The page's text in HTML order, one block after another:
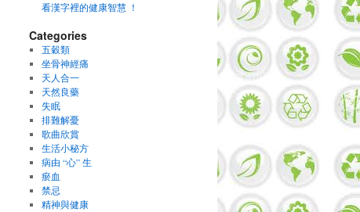
看漢字裡的健康智慧 ！
Categories
五穀類
坐骨神經痛
天人合一
天然良藥
失眠
排難解憂
歌曲欣賞
生活小秘方
病由 “心” 生
瘀血
禁忌
精神與健康